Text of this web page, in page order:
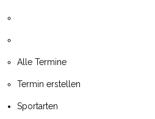
Alle Termine
Termin erstellen
Sportarten